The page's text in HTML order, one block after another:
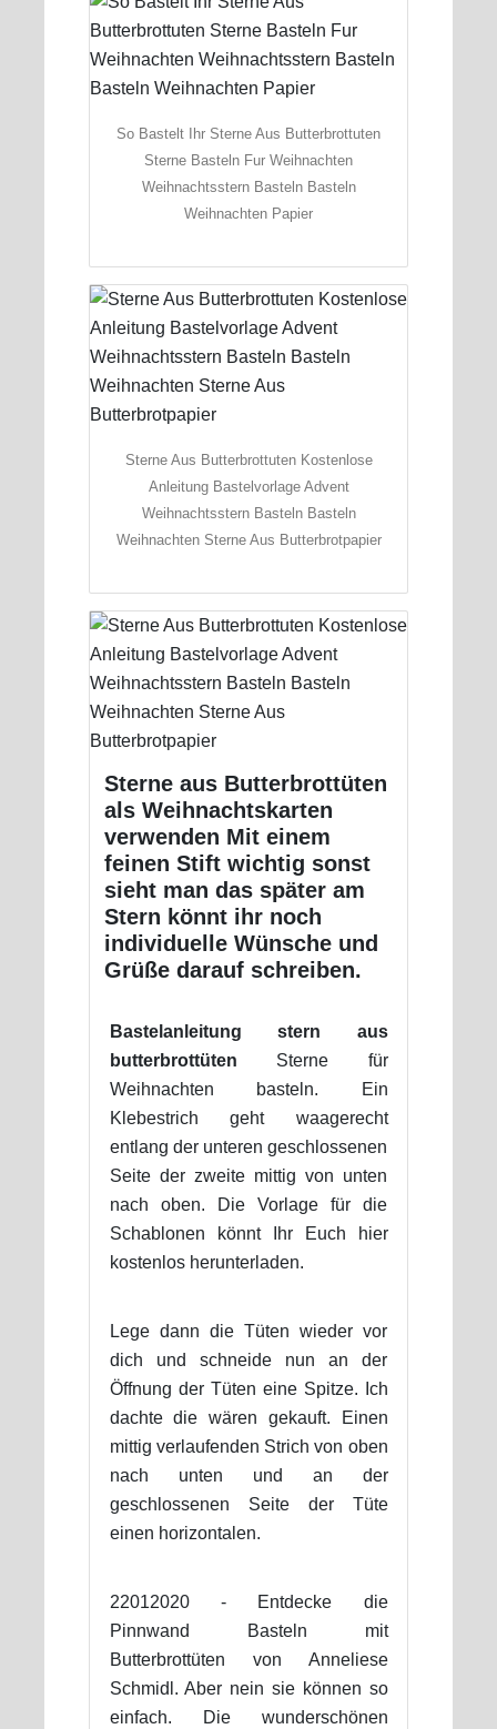
So Bastelt Ihr Sterne Aus Butterbrottuten
Sterne Basteln Fur Weihnachten
Weihnachtsstern Basteln Basteln
Weihnachten Papier
Sterne Aus Butterbrottuten Kostenlose
Anleitung Bastelvorlage Advent
Weihnachtsstern Basteln Basteln
Weihnachten Sterne Aus Butterbrotpapier
Sterne aus Butterbrottüten
als Weihnachtskarten
verwenden Mit einem
feinen Stift wichtig sonst
sieht man das später am
Stern könnt ihr noch
individuelle Wünsche und
Grüße darauf schreiben.
Bastelanleitung stern aus
butterbrottüten Sterne für
Weihnachten basteln. Ein
Klebestrich geht waagerecht
entlang der unteren geschlossenen
Seite der zweite mittig von unten
nach oben. Die Vorlage für die
Schablonen könnt Ihr Euch hier
kostenlos herunterladen.
Lege dann die Tüten wieder vor
dich und schneide nun an der
Öffnung der Tüten eine Spitze. Ich
dachte die wären gekauft. Einen
mittig verlaufenden Strich von oben
nach unten und an der
geschlossenen Seite der Tüte
einen horizontalen.
22012020 - Entdecke die
Pinnwand Basteln mit
Butterbrottüten von Anneliese
Schmidl. Aber nein sie können so
einfach. Die wunderschönen